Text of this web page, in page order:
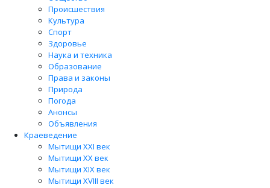
Происшествия
Культура
Спорт
Здоровье
Наука и техника
Образование
Права и законы
Природа
Погода
Анонсы
Объявления
Краеведение
Мытищи XXI век
Мытищи XX век
Мытищи XIX век
Мытищи XVIII век